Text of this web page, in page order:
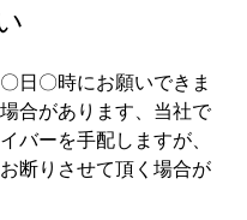
日〇時にお願いできま
合があります、当社で
バーを手配しますが、
断りさせて頂く場合が